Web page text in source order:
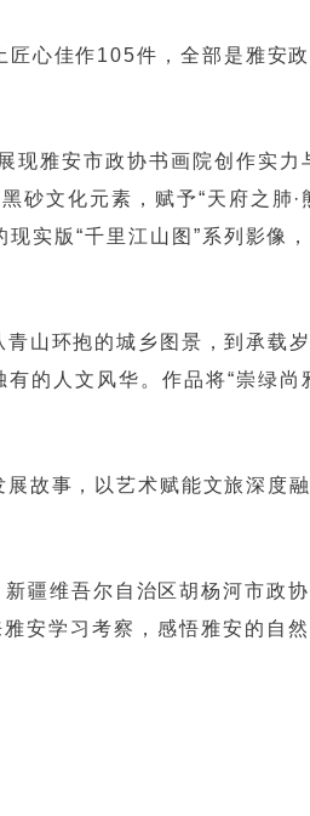
匠心佳作105件，全部是雅安
现雅安市政协书画院创作实力
砂文化元素，赋予“天府之肺·
实版“千里江山图”系列影像
山环抱的城乡图景，到承载
的人文风华。作品将“崇绿尚
故事，以艺术赋能文旅深度
疆维吾尔自治区胡杨河市政
安学习考察，感悟雅安的自